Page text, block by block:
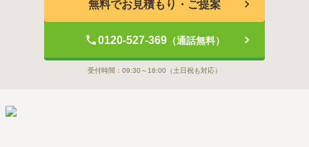
無料でお見積もり・ご提案
0120-527-369（通話無料）
受付時間： 09:30～18:00 （土日祝も対応）